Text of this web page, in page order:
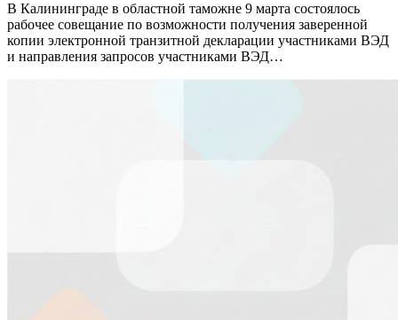
В Калининграде в областной таможне 9 марта состоялось
рабочее совещание по возможности получения заверенной
копии электронной транзитной декларации участниками ВЭД
и направления запросов участниками ВЭД…